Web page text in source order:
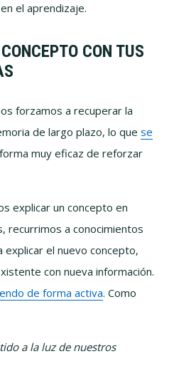
el aprendizaje.
CON TUS
forzamos a recuperar la
de largo plazo, lo quese
muy eficaz de reforzar
explicar un concepto en
recurrimos a conocimientos
el nuevo concepto,
con nueva información.
de forma activa. Como
a la luz de nuestros